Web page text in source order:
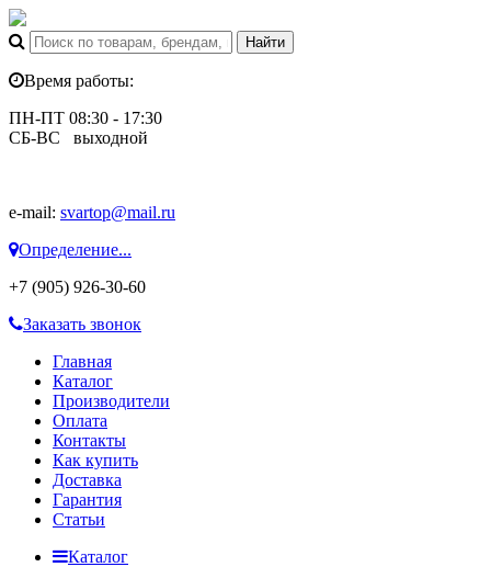
Время работы:
ПН-ПТ 08:30 - 17:30
СБ-ВС выходной
e-mail: svartop@mail.ru
Определение...
+7 (905) 926-30-60
Заказать звонок
Главная
Каталог
Производители
Оплата
Контакты
Как купить
Доставка
Гарантия
Статьи
Каталог